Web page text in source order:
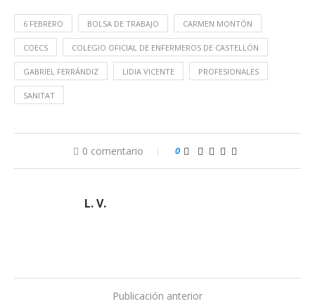
6 FEBRERO BOLSA DE TRABAJO CARMEN MONTÓN
COECS COLEGIO OFICIAL DE ENFERMEROS DE CASTELLÓN
GABRIEL FERRÁNDIZ LIDIA VICENTE PROFESIONALES
SANITAT
0 comentario 0
L. V.
Publicación anterior